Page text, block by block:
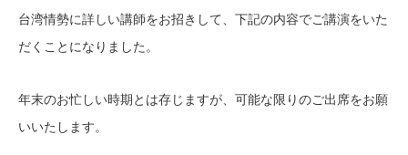
台湾情勢に詳しい講師をお招きして、下記の内容でご講演をいた
だくことになりました。
年末のお忙しい時期とは存じますが、可能な限りのご出席をお願
いいたします。